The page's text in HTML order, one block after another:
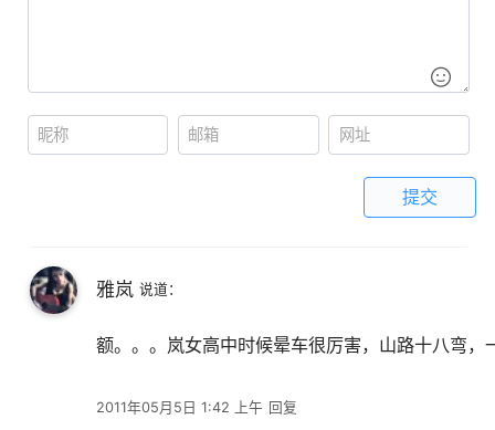
提交
雅岚 说道：
2011年05月5日 1:42 上午
额。。。岚女高中时候晕车很厉害，山路十八弯，
回复